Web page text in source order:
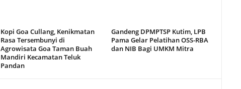
Kopi Goa Cullang, Kenikmatan
Rasa Tersembunyi di
Agrowisata Goa Taman Buah
Mandiri Kecamatan Teluk
Pandan
Gandeng DPMPTSP Kutim, LPB
Pama Gelar Pelatihan OSS-RBA
dan NIB Bagi UMKM Mitra